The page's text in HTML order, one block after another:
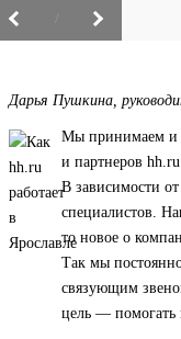
Дарья Пушкина,
Мы принимаем и
и партнеров
В зависимости
специалистов.
то новое о
Так мы
связующим
цель — помогать